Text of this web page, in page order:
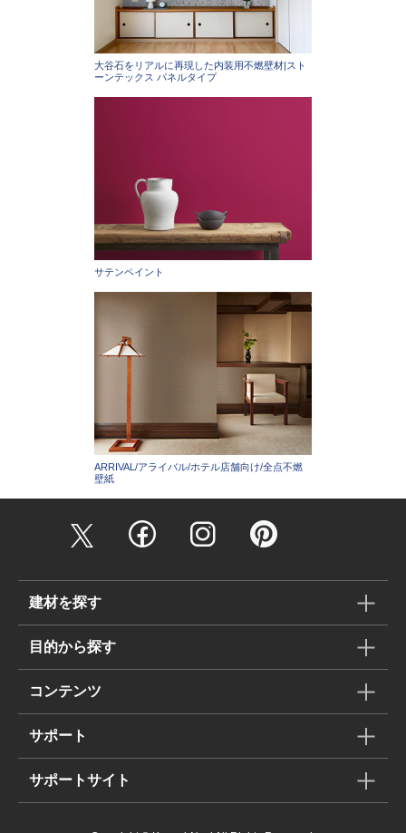
大谷石をリアルに再現した内装用不燃壁材|スト
ーンテックス パネルタイプ
サテンペイント
ARRIVAL/アライバル/ホテル店舗向け/全点不燃
壁紙
建材を探す
目的から探す
コンテンツ
サポート
サポートサイト